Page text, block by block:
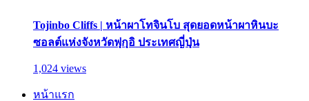
Tojinbo Cliffs | หน้าผาโทจินโบ สุดยอดหน้าผาหินบะ
ซอลต์แห่งจังหวัดฟุกุอิ ประเทศญี่ปุ่น
1,024 views
หน้าแรก